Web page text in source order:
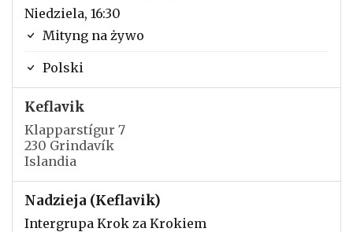
Niedziela, 16:30
Mityng na żywo
Polski
Keflavik
Klapparstígur 7
230 Grindavík
Islandia
Nadzieja (Keflavik)
Intergrupa Krok za Krokiem